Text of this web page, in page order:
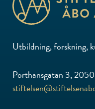
Utbildning, forskning,
Porthansgatan 3,